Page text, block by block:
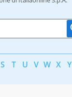
S T U V W X Y